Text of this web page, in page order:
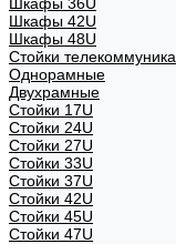
Шкафы 42U
Шкафы 48U
Стойки
Однорамные
Двухрамные
Стойки 17U
Стойки 24U
Стойки 27U
Стойки 33U
Стойки 37U
Стойки 42U
Стойки 45U
Стойки 47U